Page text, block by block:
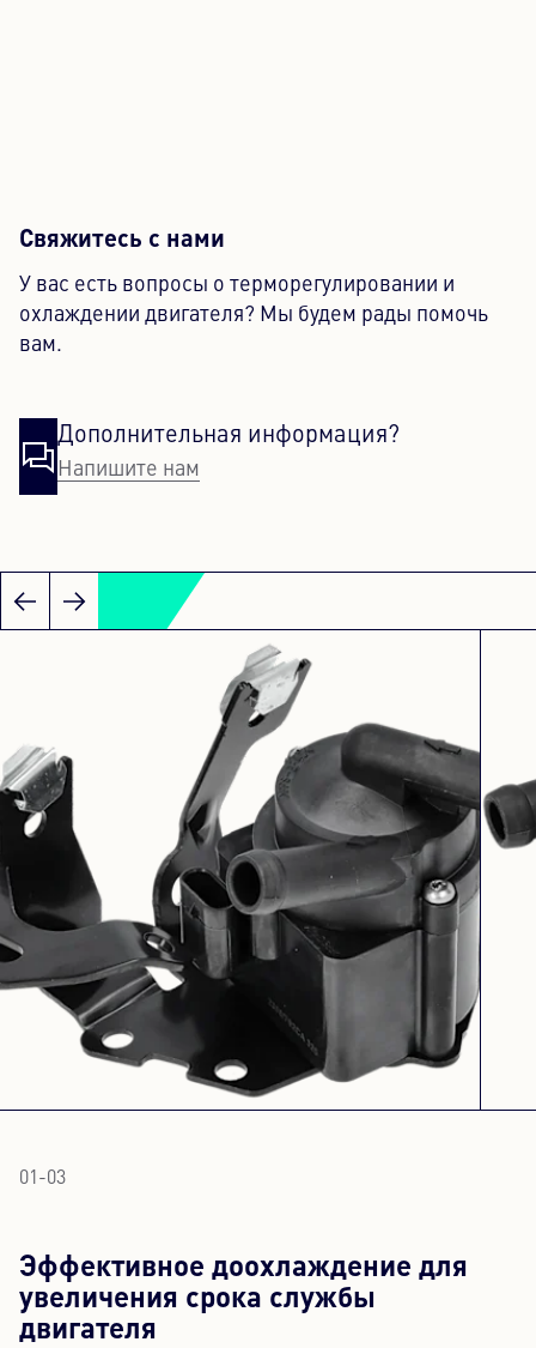
Свяжитесь с нами
У вас есть вопросы о терморегулировании и
охлаждении двигателя? Мы будем рады помочь
вам.
Дополнительная информация?
Напишите нам
01 -03
Эффективное доохлаждение для
увеличения срока службы
двигателя